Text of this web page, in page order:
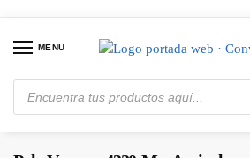
MENU
Inicio / Audio y Video / Auriculares / Poly Voyager 4320-M – Auricular – en oreja – Bluetooth –